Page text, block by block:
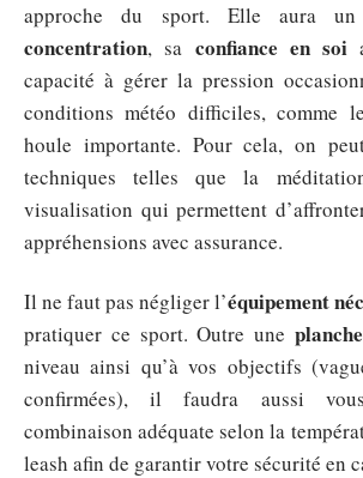
approche du sport. Elle aura
concentration, sa confiance en soi
capacité à gérer la pression
conditions météo difficiles, comme
houle importante. Pour cela, on
techniques telles que la
visualisation qui permettent
appréhensions avec assurance.
Il ne faut pas négliger l’équipement
pratiquer ce sport. Outre une
niveau ainsi qu’à vos objectifs
confirmées), il faudra aussi
combinaison adéquate selon la
leash afin de garantir votre sécurité en